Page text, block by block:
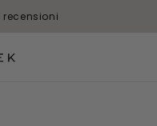
recensioni